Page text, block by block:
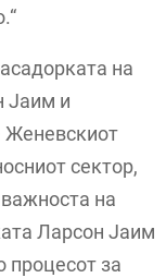
на
Јаим и
Женевскиот
сектор,
на
Ларсон Јаим
процесот за